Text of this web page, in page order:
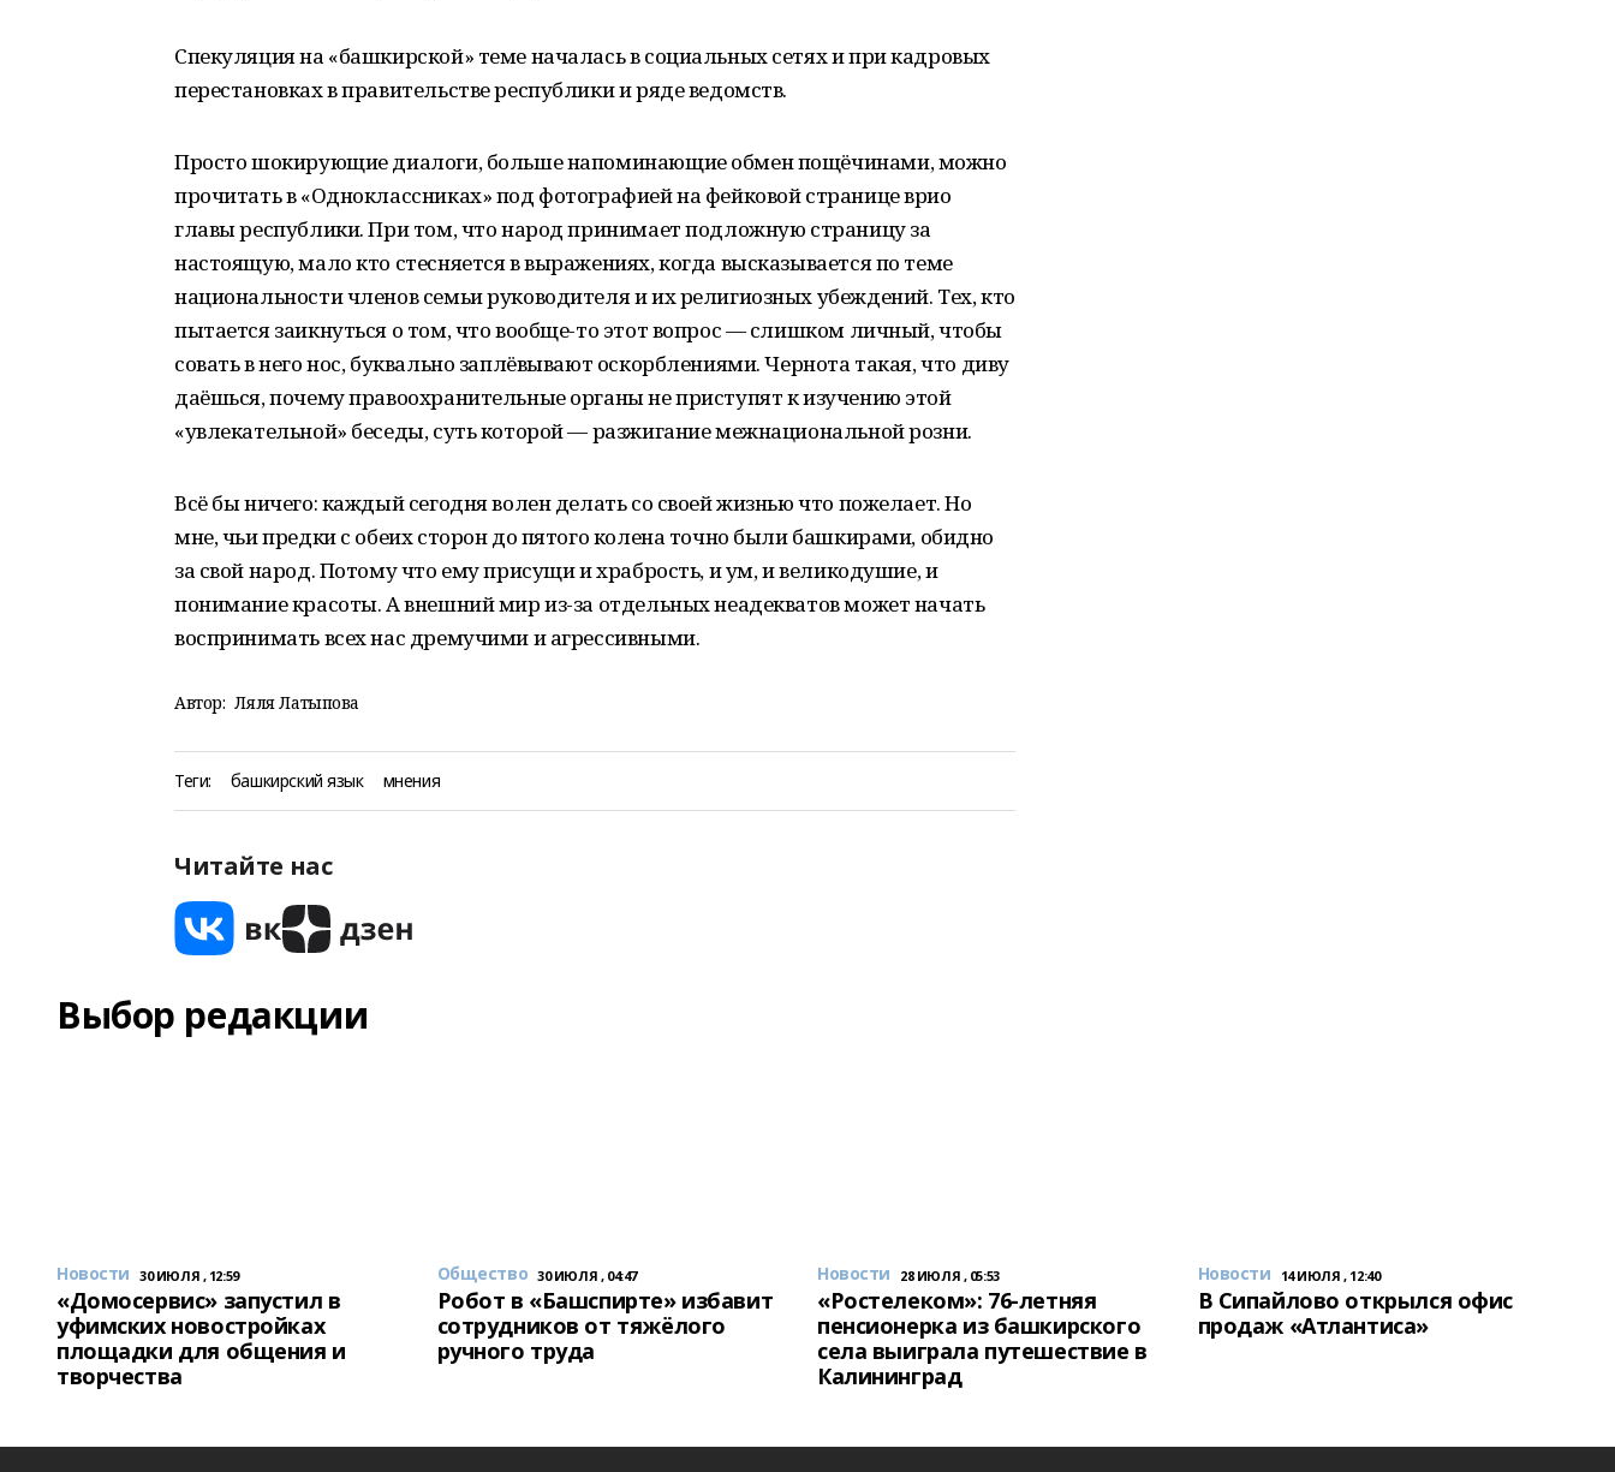
Спекуляция на «башкирской» теме началась в социальных сетях и при кадровых
перестановках в правительстве республики и ряде ведомств.
Просто шокирующие диалоги, больше напоминающие обмен пощёчинами, можно
прочитать в «Одноклассниках» под фотографией на фейковой странице врио
главы республики. При том, что народ принимает подложную страницу за
настоящую, мало кто стесняется в выражениях, когда высказывается по теме
национальности членов семьи руководителя и их религиозных убеждений. Тех, кто
пытается заикнуться о том, что вообще-то этот вопрос — слишком личный, чтобы
совать в него нос, буквально заплёвывают оскорблениями. Чернота такая, что диву
даёшься, почему правоохранительные органы не приступят к изучению этой
«увлекательной» беседы, суть которой — разжигание межнациональной розни.
Всё бы ничего: каждый сегодня волен делать со своей жизнью что пожелает. Но
мне, чьи предки с обеих сторон до пятого колена точно были башкирами, обидно
за свой народ. Потому что ему присущи и храбрость, и ум, и великодушие, и
понимание красоты. А внешний мир из-за отдельных неадекватов может начать
воспринимать всех нас дремучими и агрессивными.
Автор: Ляля Латыпова
Теги: башкирский язык мнения
Читайте нас
Выбор редакции
Новости 30 ИЮЛЯ , 12:59
«Домосервис» запустил в
уфимских новостройках
площадки для общения и
творчества
Общество 30 ИЮЛЯ , 04:47
Робот в «Башспирте» избавит
сотрудников от тяжёлого
ручного труда
Новости 28 ИЮЛЯ , 05:53
«Ростелеком»: 76-летняя
пенсионерка из башкирского
села выиграла путешествие в
Калининград
Новости 14 ИЮЛЯ , 12:40
В Сипайлово открылся офис
продаж «Атлантиса»